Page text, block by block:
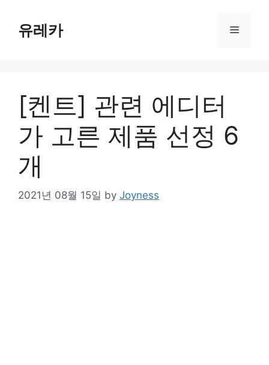
content유레카 Menu
[켄트] 관련 에디터
가 고른 제품 선정 6
개
2021년 08월 15일 by Joyness